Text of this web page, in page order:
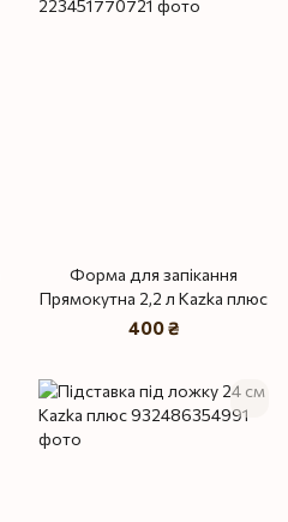
Форма для запікання
Прямокутна 2,2 л Kazka плюс
400 ₴